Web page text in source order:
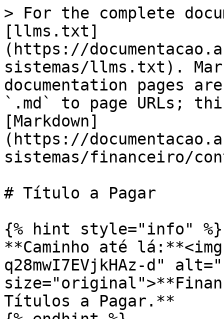
> For the complete
[llms.txt]
(https://
sistemas/llms.txt).
documentation pages
`.md` to page URLs;
[Markdown]
(https://
sistemas/financeiro/
# Título a Pagar
{% hint style="info" %}
**Caminho até
q28mwI7EVjkHAz-d"
Títulos a Pagar.**